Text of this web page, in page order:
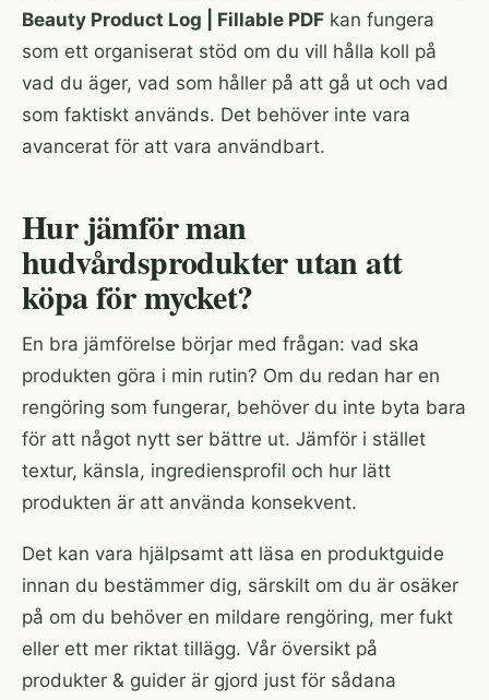
Beauty Product Log | Fillable PDF kan fungera
som ett organiserat stöd om du vill hålla koll på
vad du äger, vad som håller på att gå ut och vad
som faktiskt används. Det behöver inte vara
avancerat för att vara användbart.
Hur jämför man
hudvårdsprodukter utan att
köpa för mycket?
En bra jämförelse börjar med frågan: vad ska
produkten göra i min rutin? Om du redan har en
rengöring som fungerar, behöver du inte byta bara
för att något nytt ser bättre ut. Jämför i stället
textur, känsla, ingrediensprofil och hur lätt
produkten är att använda konsekvent.
Det kan vara hjälpsamt att läsa en produktguide
innan du bestämmer dig, särskilt om du är osäker
på om du behöver en mildare rengöring, mer fukt
eller ett mer riktat tillägg. Vår översikt på
produkter & guider är gjord just för sådana